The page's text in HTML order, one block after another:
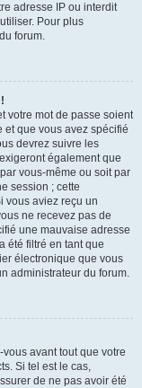
adresse IP ou interdit
Pour plus
forum.
votre mot de passe soient
et que vous avez spécifié
devrez suivre les
également que
vous-même ou soit par
session ; cette
vous aviez reçu un
ne recevez pas de
une mauvaise adresse
été filtré en tant que
électronique que vous
administrateur du forum.
avant tout que votre
Si tel est le cas,
de ne pas avoir été